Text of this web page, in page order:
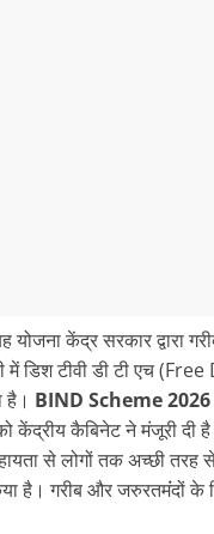
केंद्र सरकार द्वारा
डिश टीवी डी टी एच
है। BIND Scheme 2026
केंद्रीय कैबिनेट ने मंजूरी
से लोगों तक अच्‍छी तरह
है। गरीब और जरुरतमंंदों के